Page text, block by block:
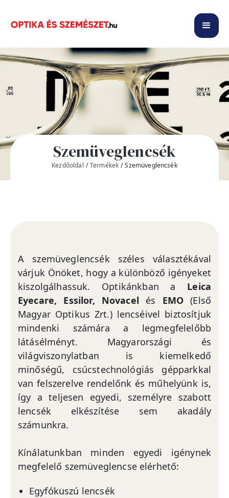
Szemüveglencsék
Kezdőoldal / Termékek / Szemüveglencsék
A szemüveglencsék széles választékával
várjuk Önöket, hogy a különböző igényeket
kiszolgálhassuk. Optikánkban a Leica
Eyecare, Essilor, Novacel és EMO(Első
Magyar Optikus Zrt.) lencséivel biztosítjuk
mindenki számára a legmegfelelőbb
látásélményt. Magyarországi és
világviszonylatban is kiemelkedő
minőségű, csúcstechnológiás gépparkkal
van felszerelve rendelőnk és műhelyünk is,
így a teljesen egyedi, személyre szabott
lencsék elkészítése sem akadály
számunkra.
Kínálatunkban minden egyedi igénynek
megfelelő szemüveglencse elérhető:
Egyfókuszú lencsék